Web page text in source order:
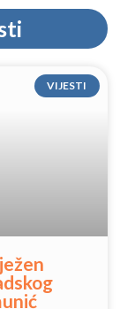
VIJESTI